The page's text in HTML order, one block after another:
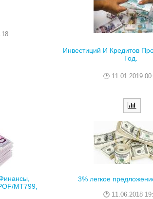
Инвестиций И Кредитов
Год.
11.01.2019
MT799,
3% легкое
11.06.2018